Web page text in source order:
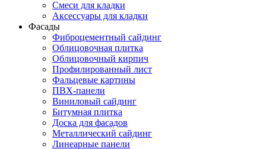
Смеси для кладки
Аксессуары для кладки
Фасады
Фиброцементный сайдинг
Облицовочная плитка
Облицовочный кирпич
Профилированный лист
Фальцевые картины
ПВХ-панели
Виниловый сайдинг
Битумная плитка
Доска для фасадов
Металлический сайдинг
Линеарные панели